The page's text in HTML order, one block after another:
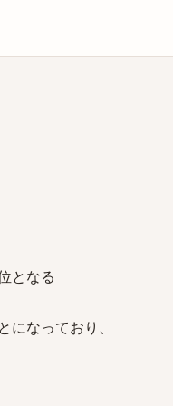
となる
なっており、